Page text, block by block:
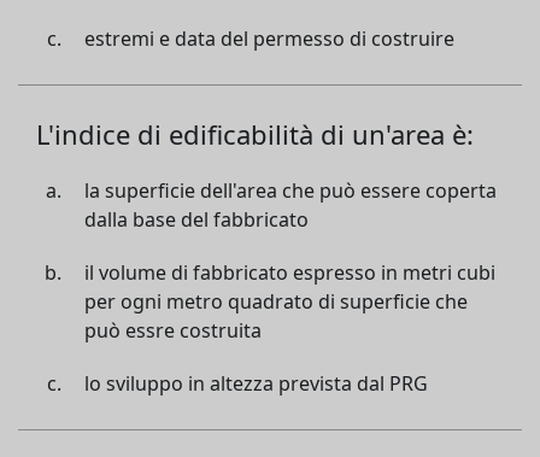
estremi e data del permesso di costruire
L'indice di edificabilità di un'area è:
la superficie dell'area che può essere coperta
dalla base del fabbricato
il volume di fabbricato espresso in metri cubi
per ogni metro quadrato di superficie che
può essre costruita
lo sviluppo in altezza prevista dal PRG